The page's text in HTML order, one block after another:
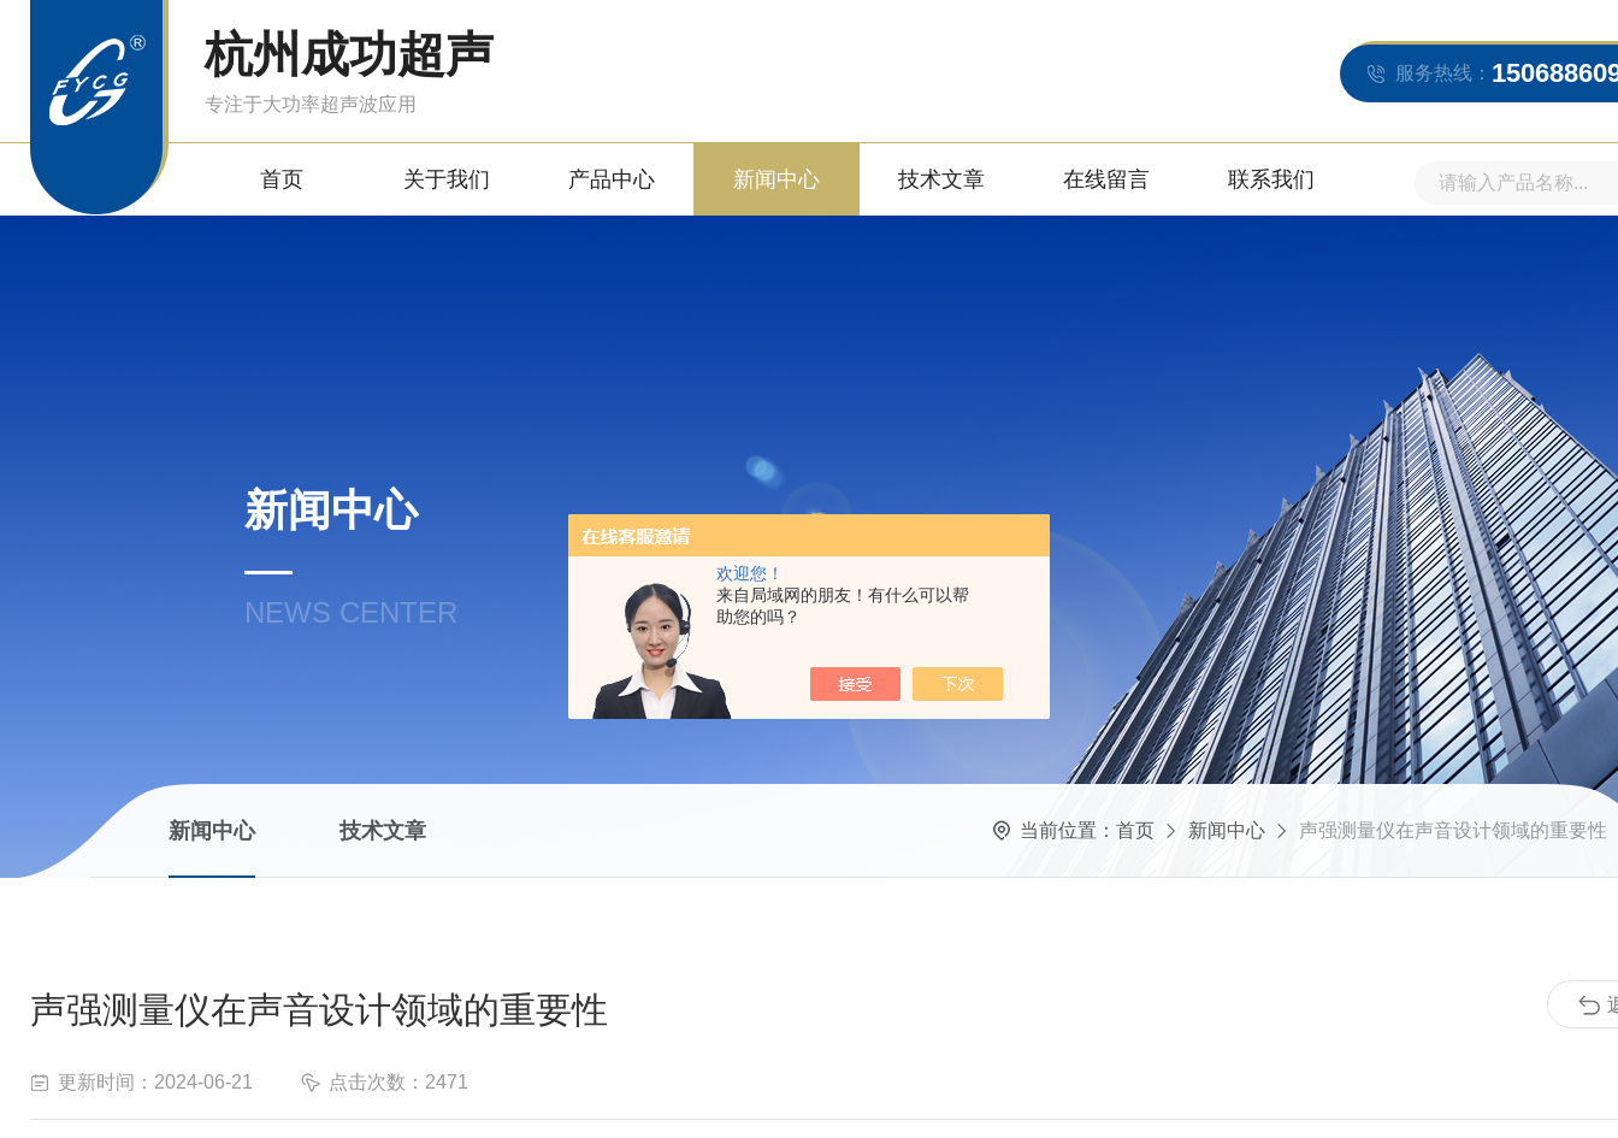
欢迎您！
来自局域网的朋友！有什么可以帮
助您的吗？
杭州成功超声
专注于大功率超声波应用
服务热线：
首页 关于我们 产品中心 新闻中心 技术文章 在线留言 联系我们
新闻中心
NEWS CENTER
新闻中心 技术文章 当前位置： 首页 新闻中心 声强测量仪在声音设计领域的重要性
声强测量仪在声音设计领域的重要性
更新时间：2024-06-21 点击次数：2471